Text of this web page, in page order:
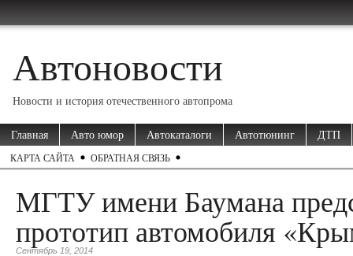
Автоновости
Новости и история отечественного автопрома
Главная Авто юмор Автокаталоги Автотюнинг ДТП
КАРТА САЙТА ОБРАТНАЯ СВЯЗЬ
МГТУ имени Баумана
прототип автомобиля
Сентябрь 19, 2014